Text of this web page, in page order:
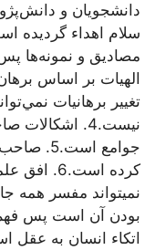
دانشجويان‌ و
الهيات بر اساس
نيست.4.
جوامع
كرده